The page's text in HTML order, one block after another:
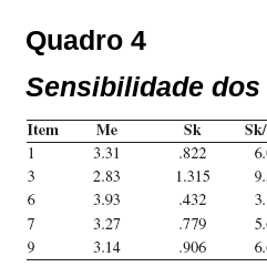
Quadro 4
Sensibilidade dos